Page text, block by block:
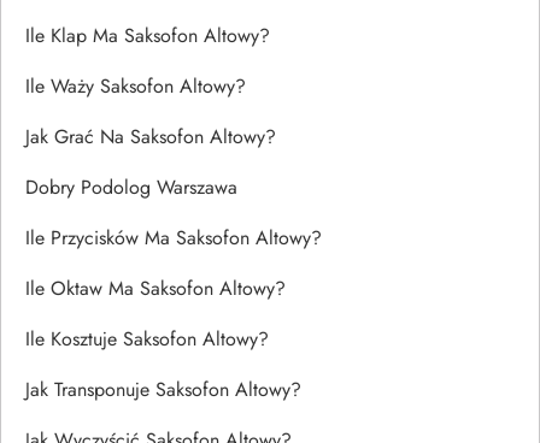
Ile Klap Ma Saksofon Altowy?
Ile Waży Saksofon Altowy?
Jak Grać Na Saksofon Altowy?
Dobry Podolog Warszawa
Ile Przycisków Ma Saksofon Altowy?
Ile Oktaw Ma Saksofon Altowy?
Ile Kosztuje Saksofon Altowy?
Jak Transponuje Saksofon Altowy?